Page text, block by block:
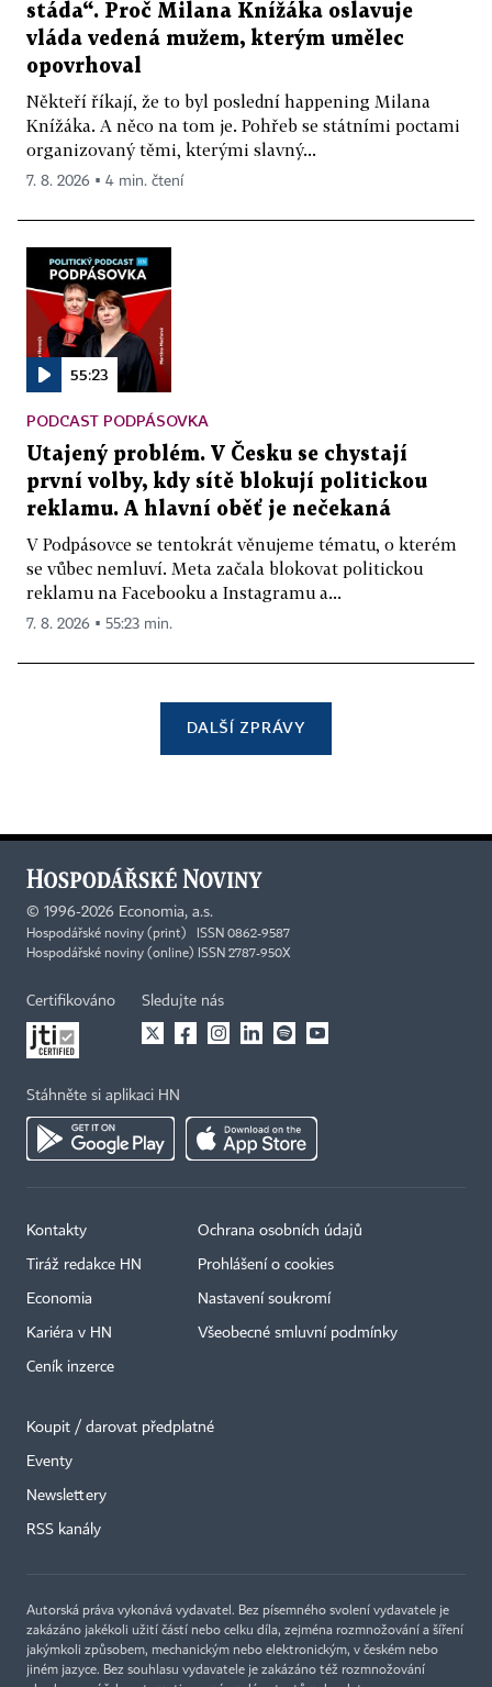
stáda“. Proč Milana Knížáka oslavuje
vláda vedená mužem, kterým umělec
opovrhoval
Někteří říkají, že to byl poslední happening Milana
Knížáka. A něco na tom je. Pohřeb se státními poctami
organizovaný těmi, kterými slavný...
7. 8. 2026 ▪ 4 min. čtení
55:23
PODCAST PODPÁSOVKA
Utajený problém. V Česku se chystají
první volby, kdy sítě blokují politickou
reklamu. A hlavní oběť je nečekaná
V Podpásovce se tentokrát věnujeme tématu, o kterém
se vůbec nemluví. Meta začala blokovat politickou
reklamu na Facebooku a Instagramu a...
7. 8. 2026 ▪ 55:23 min.
DALŠÍ ZPRÁVY
© 1996-2026 Economia, a.s.
Hospodářské noviny (print) ISSN 0862-9587
Hospodářské noviny (online) ISSN 2787-950X
Certifikováno Sledujte nás
Stáhněte si aplikaci HN
Kontakty
Tiráž redakce HN
Economia
Kariéra v HN
Ceník inzerce
Ochrana osobních údajů
Prohlášení o cookies
Nastavení soukromí
Všeobecné smluvní podmínky
Koupit / darovat předplatné
Eventy
Newslettery
RSS kanály
Autorská práva vykonává vydavatel. Bez písemného svolení vydavatele je
zakázáno jakékoli užití částí nebo celku díla, zejména rozmnožování a šíření
jakýmkoli způsobem, mechanickým nebo elektronickým, v českém nebo
jiném jazyce. Bez souhlasu vydavatele je zakázáno též rozmnožování